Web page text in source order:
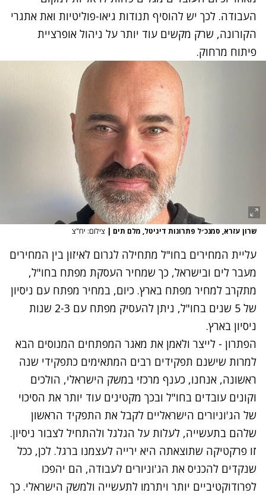
העבודה. לכך יש להוסיף תנודות גיאו-פוליטיות ואת אתגרי
הקורונה, שרק מקשים עוד יותר על ניהול אופרציית
פיתוח מרחוק.
שרון עזרא, סמנכ״ל פתרונות דיגיטל, מלם תים | צילום: יח"צ
עליית המחירים בחו"ל מתחילה לגרום לאיזון בין המחירים
מעבר לים ובישראל, כך שמחיר העסקת מפתח בחו"ל,
מתקרב למחיר מפתח בארץ. כיום, במחיר מפתח עם ניסיון
של 5 שנים בחו"ל, ניתן להעסיק מפתח עם 2-3 שנות
ניסיון בארץ.
הפתרון - לייצר ולאמן את מאגר המפתחים המנוסים הבא
למרות שישנם תפקידים רבים המתאימים כתפקידי שנה
ראשונה, אנחנו, כענף מרכזי במשק הישראלי, הולכים
וקונים עובדים בחו"ל ובכך מקטינים עוד יותר את הסיכוי
של הג'וניורים הישראליים לקבל את התפקיד הראשון
שלהם בתעשייה, לעלות על הגלגל ולהתחיל לצבור ניסיון.
זו פרקטיקה שתוצאתה היא ירייה לעצמנו ברגל. לכן, ככל
שנקדים להכניס את הג'וניורים לעבודה, הם יהפכו
לפרודוקטיביים יותר ויתרמו לתעשייה ולמשק הישראלי. כך